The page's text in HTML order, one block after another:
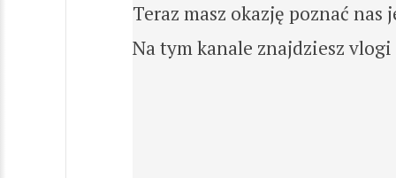
Teraz masz okazję poznać nas
Na tym kanale znajdziesz